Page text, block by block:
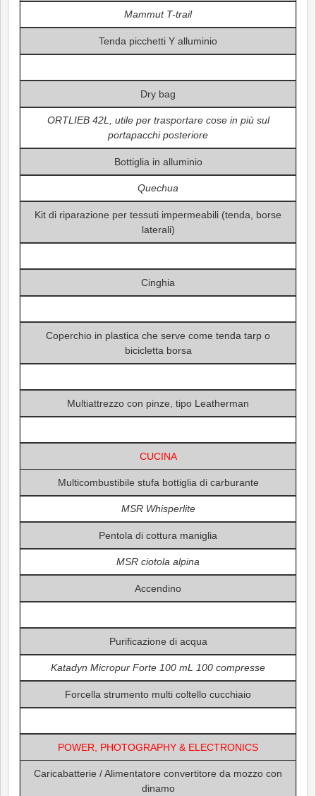
Mammut T-trail
Tenda picchetti Y alluminio
Dry bag
ORTLIEB 42L, utile per trasportare cose in più sul
portapacchi posteriore
Bottiglia in alluminio
Quechua
Kit di riparazione per tessuti impermeabili (tenda, borse
laterali)
Cinghia
Coperchio in plastica che serve come tenda tarp o
bicicletta borsa
Multiattrezzo con pinze, tipo Leatherman
CUCINA
Multicombustibile stufa bottiglia di carburante
MSR Whisperlite
Pentola di cottura maniglia
MSR ciotola alpina
Accendino
Purificazione di acqua
Katadyn Micropur Forte 100 mL 100 compresse
Forcella strumento multi coltello cucchiaio
POWER, PHOTOGRAPHY & ELECTRONICS
Caricabatterie / Alimentatore convertitore da mozzo con
dinamo